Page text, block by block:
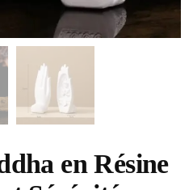
en Résine